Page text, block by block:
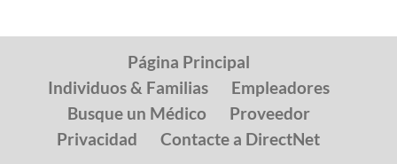
Página Principal
Individuos & Familias
Empleadores
Busque un Médico
Proveedor
Privacidad
Contacte a DirectNet